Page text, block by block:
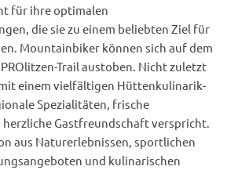
für ihre optimalen
die sie zu einem beliebten Ziel für
Mountainbiker können sich auf dem
Trail austoben. Nicht zuletzt
einem vielfältigen Hüttenkulinarik-
Spezialitäten, frische
Gastfreundschaft verspricht.
aus Naturerlebnissen, sportlichen
und kulinarischen